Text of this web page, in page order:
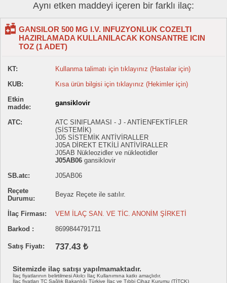
Aynı etken maddeyi içeren bir farklı ilaç:
GANSILOR 500 MG I.V. INFUZYONLUK COZELTI
HAZIRLAMADA KULLANILACAK KONSANTRE ICIN
TOZ (1 ADET)
KT:
Kullanma talimatı için tıklayınız (Hastalar için)
KUB:
Kısa ürün bilgisi için tıklayınız (Hekimler için)
Etkin
madde:
gansiklovir
ATC:
ATC SINIFLAMASI - J - ANTİENFEKTİFLER
(SİSTEMİK)
J05 SİSTEMİK ANTİVİRALLER
J05A DİREKT ETKİLİ ANTİVİRALLER
J05AB Nükleozidler ve nükleotidler
J05AB06 gansiklovir
SB.atc:
J05AB06
Reçete
Durumu:
Beyaz Reçete ile satılır.
İlaç Firması:
VEM İLAÇ SAN. VE TİC. ANONİM ŞİRKETİ
Barkod :
8699844791711
Satış Fiyatı: 737.43 ₺
Sitemizde ilaç satışı yapılmamaktadır.
İlaç fiyatlarının belirtilmesi Akılcı İlaç Kullanımına katkı amaçlıdır.
İlaç fiyatları TC Sağlık Bakanlığı Türkiye İlaç ve Tıbbi Cihaz Kurumu (TİTCK)